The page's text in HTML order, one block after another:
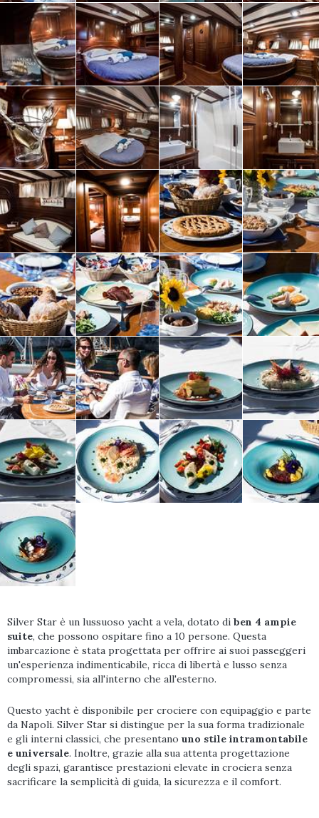
Silver Star è un lussuoso yacht a vela, dotato di ben 4 ampie
suite, che possono ospitare fino a 10 persone. Questa
imbarcazione è stata progettata per offrire ai suoi passeggeri
un'esperienza indimenticabile, ricca di libertà e lusso senza
compromessi, sia all'interno che all'esterno.
Questo yacht è disponibile per crociere con equipaggio e parte
da Napoli. Silver Star si distingue per la sua forma tradizionale
e gli interni classici, che presentano uno stile intramontabile
e universale. Inoltre, grazie alla sua attenta progettazione
degli spazi, garantisce prestazioni elevate in crociera senza
sacrificare la semplicità di guida, la sicurezza e il comfort.